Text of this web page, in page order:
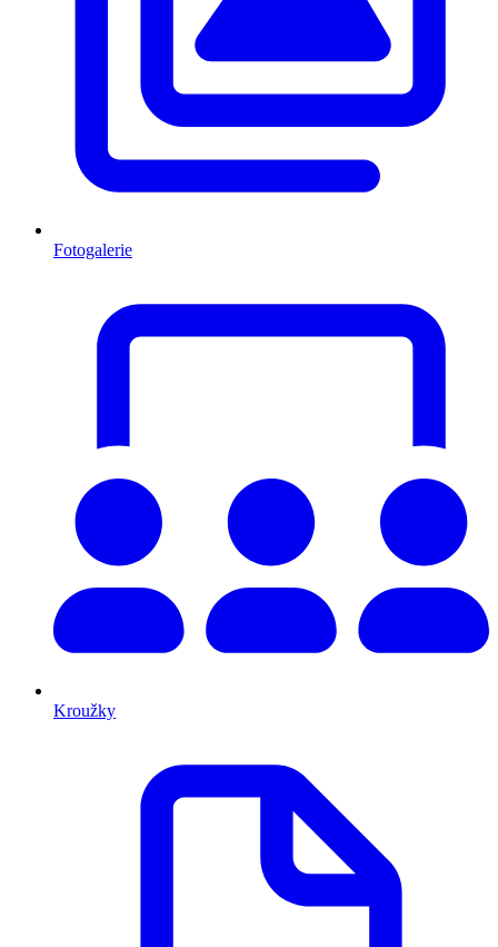
Fotogalerie
Kroužky